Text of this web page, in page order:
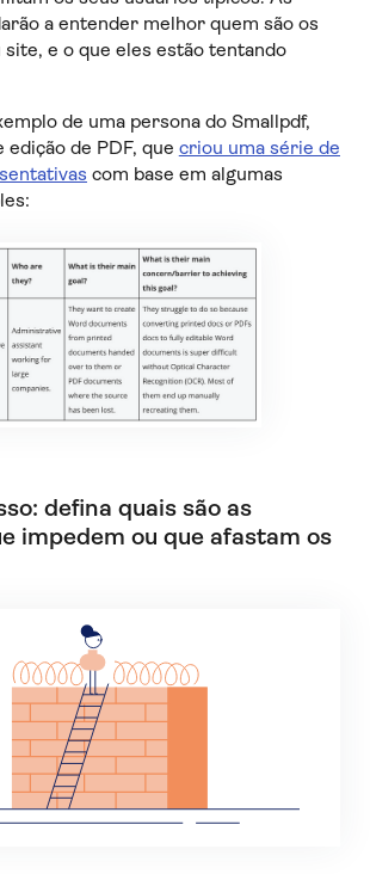
a entender melhor quem são os
site, e o que eles estão tentando
de uma persona do Smallpdf,
edição de PDF, que criou uma série de
com base em algumas
defina quais são as
impedem ou que afastam os